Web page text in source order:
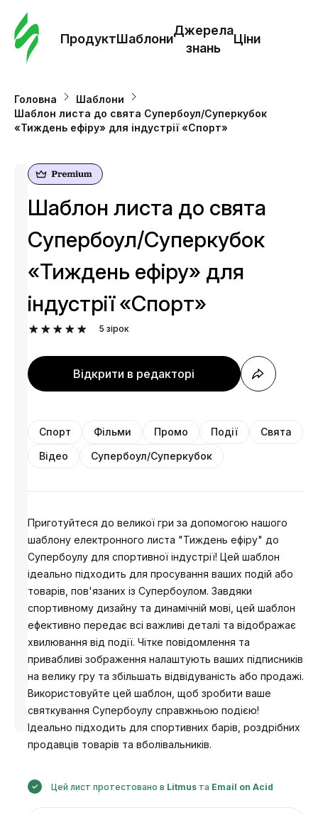
ПродуктШаблони
Джерела
знань
Ціни
Головна
Шаблони
Шаблон листа до свята Супербоул/Суперкубок
«Тиждень ефіру» для індустрії «Спорт»
Розроблено
Анастасія
Шаблон листа до свята
Супербоул/Суперкубок
«Тиждень ефіру» для
індустрії «Спорт»
5 зірок
Відкрити в редакторі
Спорт Фільми Промо Події
Свята
Відео
Супербоул/Суперкубок
Приготуйтеся до великої гри за допомогою нашого
шаблону електронного листа "Тиждень ефіру" до
Супербоулу для спортивної індустрії! Цей шаблон
ідеально підходить для просування ваших подій або
товарів, пов'язаних із Супербоулом. Завдяки
спортивному дизайну та динамічній мові, цей шаблон
ефективно передає всі важливі деталі та відображає
хвилювання від події. Чітке повідомлення та
привабливі зображення налаштують ваших підписників
на велику гру та збільшать відвідуваність або продажі.
Використовуйте цей шаблон, щоб зробити ваше
святкування Супербоулу справжньою подією!
Ідеально підходить для спортивних барів, роздрібних
продавців товарів та вболівальників.
Цей лист протестовано в Litmusта Email on Acid